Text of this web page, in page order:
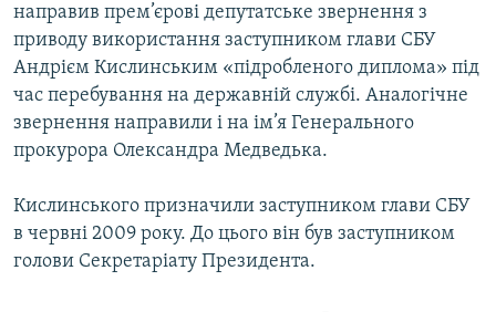
Усі сайти RFE/RL
направив прем’єрові депутатське звернення з
приводу використання заступником глави СБУ
Андрiєм Кислинським «пiдробленого диплома» пiд
час перебування на державнiй службi. Аналогiчне
звернення направили i на ім’я Генерального
прокурора Олександра Медведька.
Кислинського призначили заступником глави СБУ
в червнi 2009 року. До цього вiн був заступником
голови Секретарiату Президента.